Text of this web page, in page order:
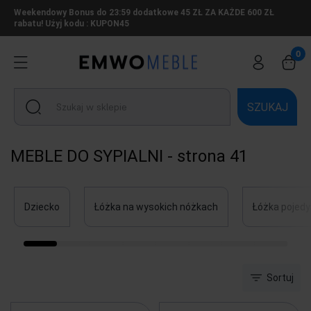
Weekendowy Bonus do 23:59 dodatkowe 45 ZŁ ZA KAŻDE 600 ZŁ
rabatu! Użyj kodu : KUPON45
SZUKAJ
MEBLE DO SYPIALNI - strona 41
Dziecko Łóżka na wysokich nóżkach Łóżka
Sortuj